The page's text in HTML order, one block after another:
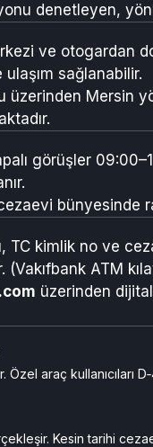
denetleyen,
ve otogardan
sağlanabilir.
üzerinden Mersin
görüşler
bünyesinde
TC kimlik no ve
(Vakıfbank ATM
üzerinden
Özel araç kullanıcıları
Kesin tarihi